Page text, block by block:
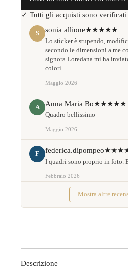
✓ Tutti gli acquisti sono verificati
S sonia allione★★★★★
Lo sticker è stupendo,
secondo le dimensioni a me
signora Loredana mi ha
colori…
Maggio 2026
A Anna Maria Bo★★★★★
Quadro bellissimo
Maggio 2026
F federica.dipompeo
I quadri sono proprio in foto.
Febbraio 2026
Mostra altre
Descrizione